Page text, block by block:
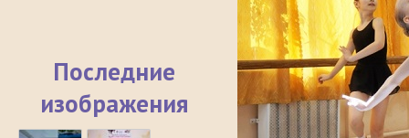
Последние
изображения